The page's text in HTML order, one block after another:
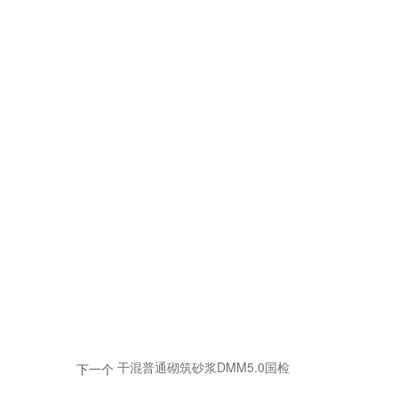
下一个 干混普通砌筑砂浆DMM5.0国检